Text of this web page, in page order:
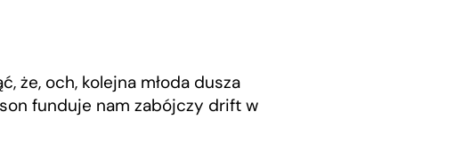
że, och, kolejna młoda dusza
funduje nam zabójczy drift w